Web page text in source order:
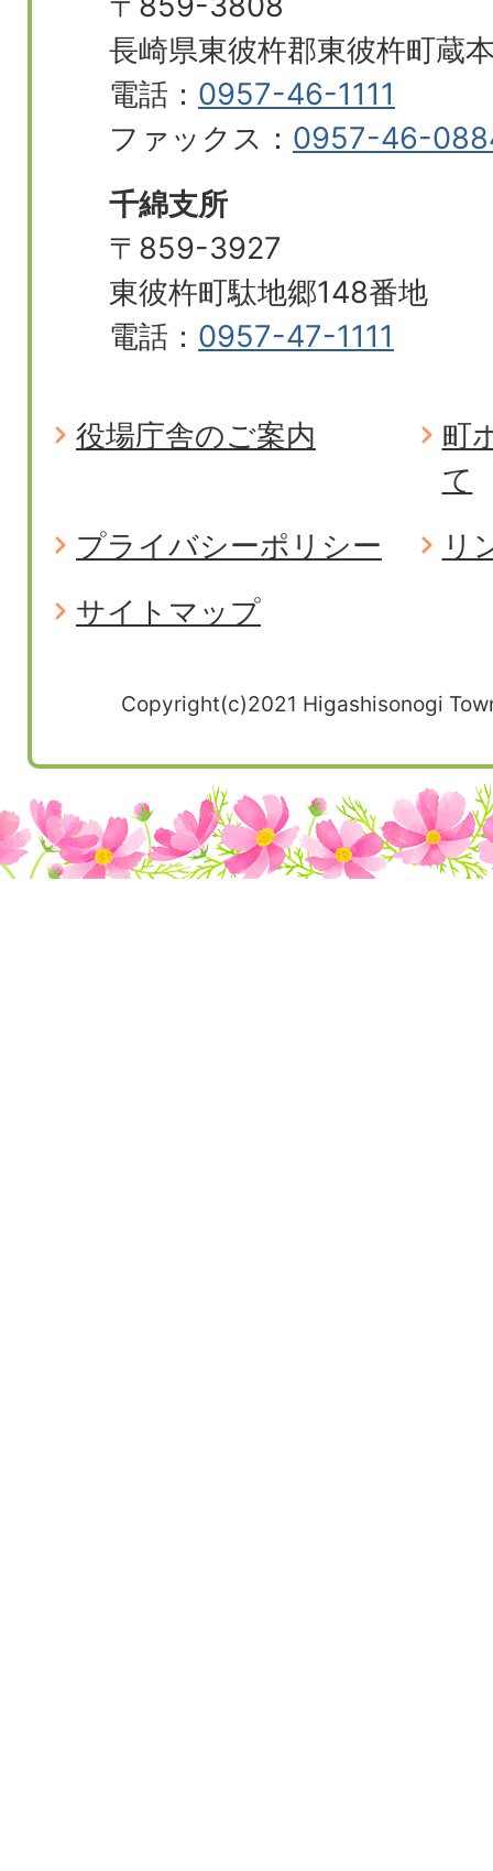
長崎県東彼杵郡東彼杵町蔵
電話： 0957-46-1111
ファックス： 0957-46-
千綿支所
〒859-3927
東彼杵町駄地郷148番地
電話： 0957-47-1111
役場庁舎のご案内
町
て
プライバシーポリシー
リ
サイトマップ
Copyright(c)2021 Higashisonogi